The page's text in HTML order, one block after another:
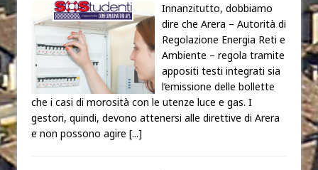
Innanzitutto, dobbiamo
dire che Arera – Autorità di
Regolazione Energia Reti e
Ambiente – regola tramite
appositi testi integrati sia
l’emissione delle bollette
che i casi di morosità con le utenze luce e gas. I
gestori, quindi, devono attenersi alle direttive di Arera
e non possono agire [...]